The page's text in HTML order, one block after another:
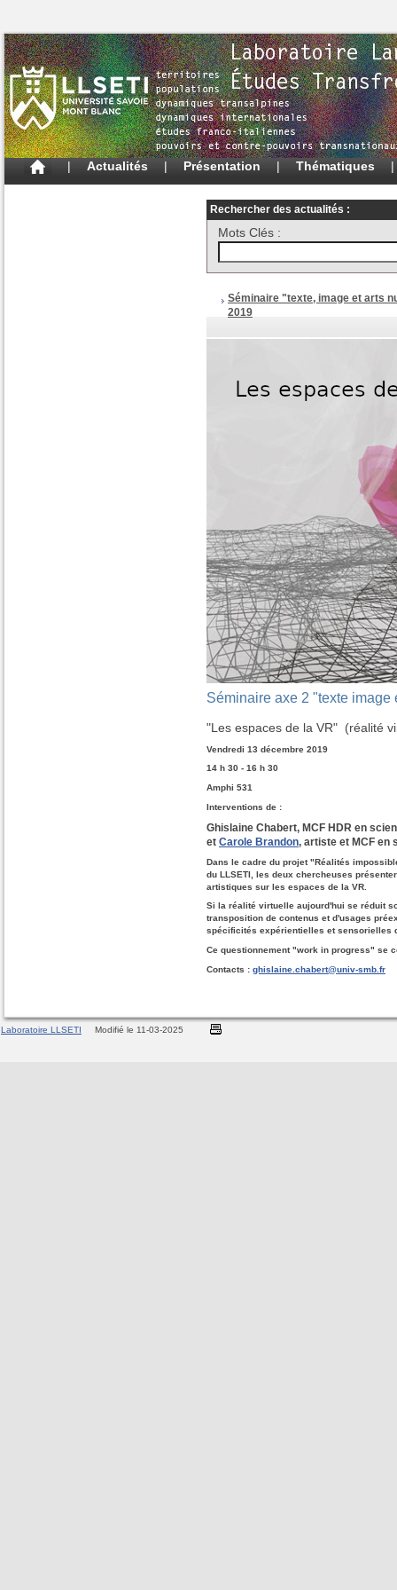
| Actualités | Présentation | Thématiques
Rechercher des actualités :
Mots Clés :
Séminaire "texte, image et arts
2019
Séminaire axe 2 "texte
"Les espaces de la VR" (réalité
Vendredi 13 décembre 2019
14 h 30 - 16 h 30
Amphi 531
Interventions de :
Ghislaine Chabert, MCF HDR en
et Carole Brandon, artiste et MCF en
Dans le cadre du projet "Réalités
du LLSETI, les deux chercheuses
artistiques sur les espaces de la VR.
Si la réalité virtuelle aujourd'hui se réduit
transposition de contenus et d'usages
spécificités expérientielles et sensorielles
Ce questionnement "work in progress" se
Contacts : ghislaine.chabert@univ-smb.fr
Laboratoire LLSETI Modifié le 11-03-2025